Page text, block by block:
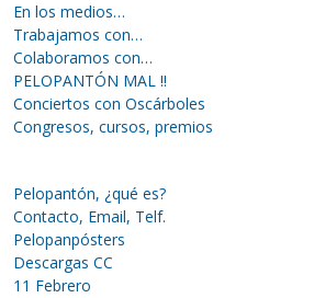
En los medios…
Trabajamos con…
Colaboramos con…
PELOPANTÓN MAL !!
Conciertos con Oscárboles
Congresos, cursos, premios
Pelopantón, ¿qué es?
Contacto, Email, Telf.
Pelopanpósters
Descargas CC
11 Febrero